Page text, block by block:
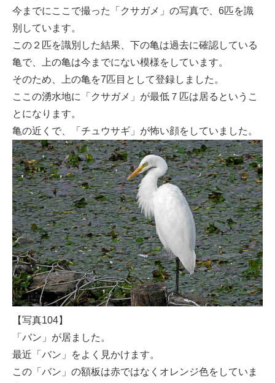
今までにここで撮った「クサガメ」の写真で、6匹を識
別しています。
この２匹を識別した結果、下の亀は過去に確認している
亀で、上の亀は今までにない模様をしています。
そのため、上の亀を7匹目として登録しました。
ここの湧水地に「クサガメ」が最低７匹は居るというこ
とになります。
亀の近くで、「チュウサギ」が怖い顔をしていました。
【写真104】
「バン」が居ました。
最近「バン」をよく見かけます。
この「バン」の額板は赤ではなくオレンジ色をしていま